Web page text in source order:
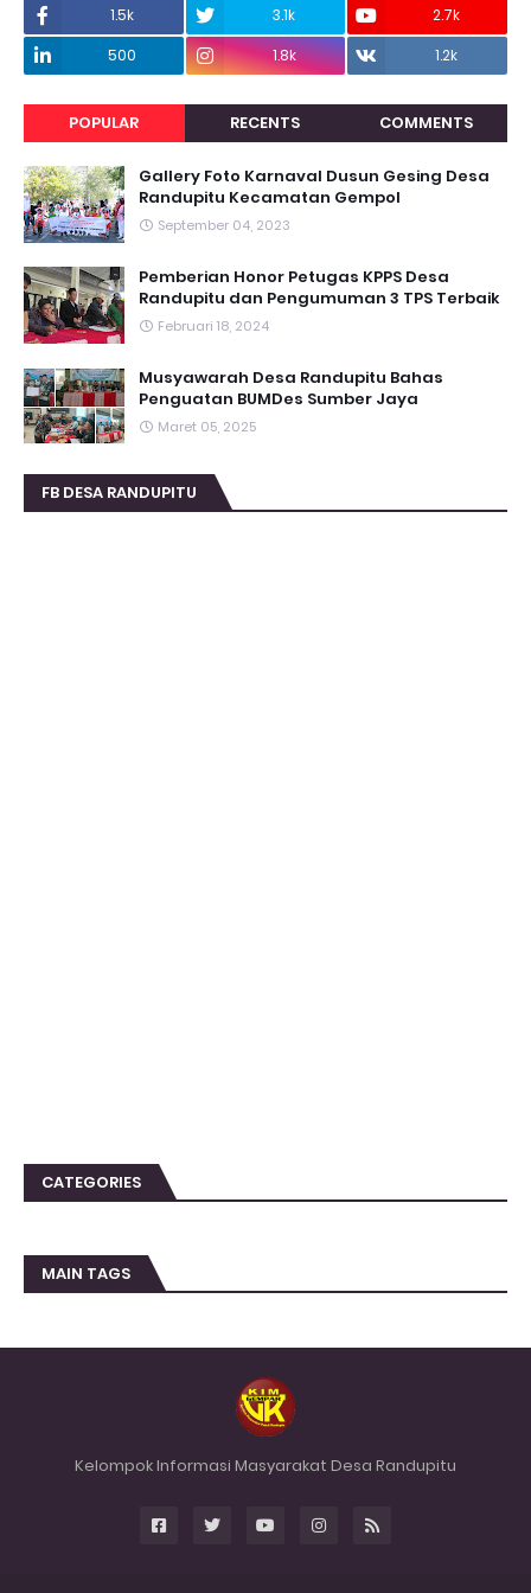
1.5k 3.1k
2.7k
500
1.8k 1.2k
POPULAR RECENTS COMMENTS
Gallery Foto Karnaval Dusun Gesing Desa
Randupitu Kecamatan Gempol
September 04, 2023
Pemberian Honor Petugas KPPS Desa
Randupitu dan Pengumuman 3 TPS Terbaik
Februari 18, 2024
Musyawarah Desa Randupitu Bahas
Penguatan BUMDes Sumber Jaya
Maret 05, 2025
FB DESA RANDUPITU
CATEGORIES
MAIN TAGS
Kelompok Informasi Masyarakat Desa Randupitu